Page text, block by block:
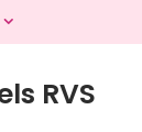
RVS